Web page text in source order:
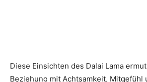
Diese Einsichten des Dalai Lama
Beziehung mit Achtsamkeit, Mitgefühl